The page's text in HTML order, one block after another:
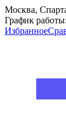
Москва,
График
Избранное